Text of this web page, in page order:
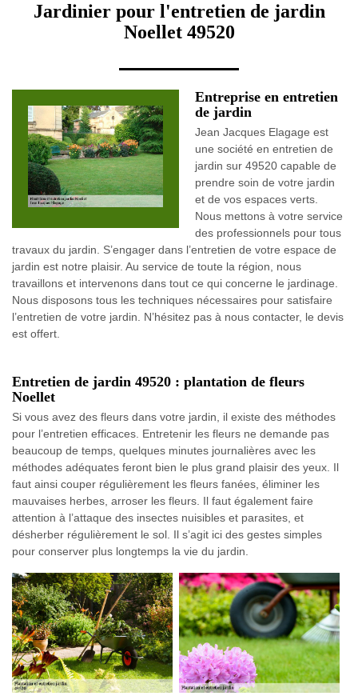
Jardinier pour l'entretien de jardin
Noellet 49520
Entreprise en entretien
de jardin
Jean Jacques Elagage est
une société en entretien de
jardin sur 49520 capable de
prendre soin de votre jardin
et de vos espaces verts.
Nous mettons à votre service
des professionnels pour tous
travaux du jardin. S’engager dans l’entretien de votre espace de
jardin est notre plaisir. Au service de toute la région, nous
travaillons et intervenons dans tout ce qui concerne le jardinage.
Nous disposons tous les techniques nécessaires pour satisfaire
l’entretien de votre jardin. N’hésitez pas à nous contacter, le devis
est offert.
Entretien de jardin 49520 : plantation de fleurs
Noellet
Si vous avez des fleurs dans votre jardin, il existe des méthodes
pour l’entretien efficaces. Entretenir les fleurs ne demande pas
beaucoup de temps, quelques minutes journalières avec les
méthodes adéquates feront bien le plus grand plaisir des yeux. Il
faut ainsi couper régulièrement les fleurs fanées, éliminer les
mauvaises herbes, arroser les fleurs. Il faut également faire
attention à l’attaque des insectes nuisibles et parasites, et
désherber régulièrement le sol. Il s’agit ici des gestes simples
pour conserver plus longtemps la vie du jardin.